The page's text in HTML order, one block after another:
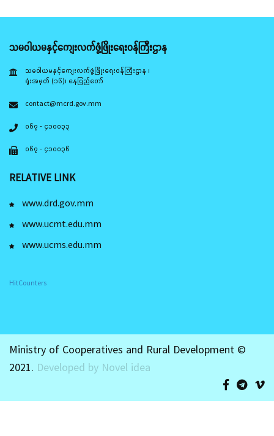
သမဝါယမနှင့်ကျေးလက်ဖွံ့ဖြိုးရေးဝန်ကြီးဌာန
သမဝါယမနှင့်ကျေးလက်ဖွံ့ဖြိုးရေးဝန်ကြီးဌာန ၊
ရုံးအမှတ် (၁၆)၊ နေပြည်တော်
contact@mcrd.gov.mm
၀၆၇ - ၄၁၀၀၃၃
၀၆၇ - ၄၁၀၀၃၆
RELATIVE LINK
www.drd.gov.mm
www.ucmt.edu.mm
www.ucms.edu.mm
HitCounters
Ministry of Cooperatives and Rural Development ©
2021. Developed by Novel idea